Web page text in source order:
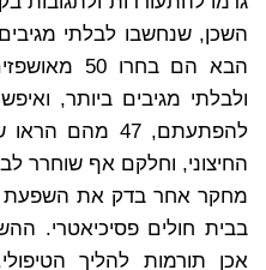
השכן, שנחשבו לבלתי
הבא הם
ולבלתי מגיבים ביותר,
להפתעתם, 47
החיצוני, וחלקם אף שוחרר
מחקר אחר בדק את השפעת
בבית חולים פסיכיאטרי.
אכן תורמות להליך